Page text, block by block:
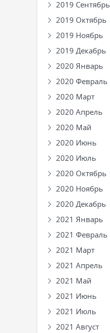
2019 Сентябрь
2019 Октябрь
2019 Ноябрь
2019 Декабрь
2020 Январь
2020 Февраль
2020 Март
2020 Апрель
2020 Май
2020 Июнь
2020 Июль
2020 Октябрь
2020 Ноябрь
2020 Декабрь
2021 Январь
2021 Февраль
2021 Март
2021 Апрель
2021 Май
2021 Июнь
2021 Июль
2021 Август